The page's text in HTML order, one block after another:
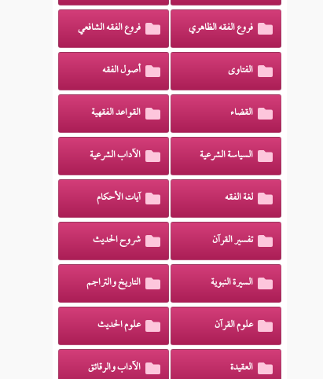
فروع الفقه الظاهري فروع الفقه الشافعي
الفتاوى أصول الفقه
القضاء القواعد الفقهية
السياسة الشرعية الآداب الشرعية
لغة الفقه آيات الأحكام
تفسير القرآن شروح الحديث
السيرة النبوية التاريخ والتراجم
علوم القرآن علوم الحديث
العقيدة الآداب والرقائق